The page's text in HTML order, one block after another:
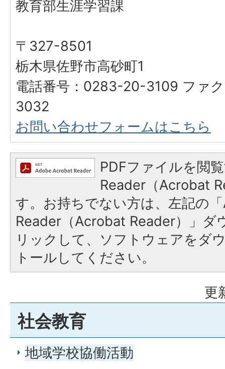
教育部生涯学習課
〒327-8501
栃木県佐野市高砂町1
電話番号：0283-20-3109 ファ
3032
お問い合わせフォームはこちら
PDFファイルを閲
Reader（Acrobat
す。お持ちでない方は、左記の
Reader（Acrobat Reader）」ダ
リックして、ソフトウェアをダ
トールしてください。
更
社会教育
地域学校協働活動